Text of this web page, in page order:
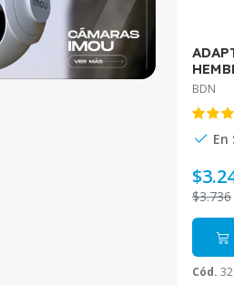
BDN-
BDN
En
$3.736
Cód.